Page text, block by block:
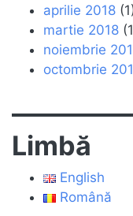
aprilie 2018
martie 2018
noiembrie
octombrie
Limbă
English
Română